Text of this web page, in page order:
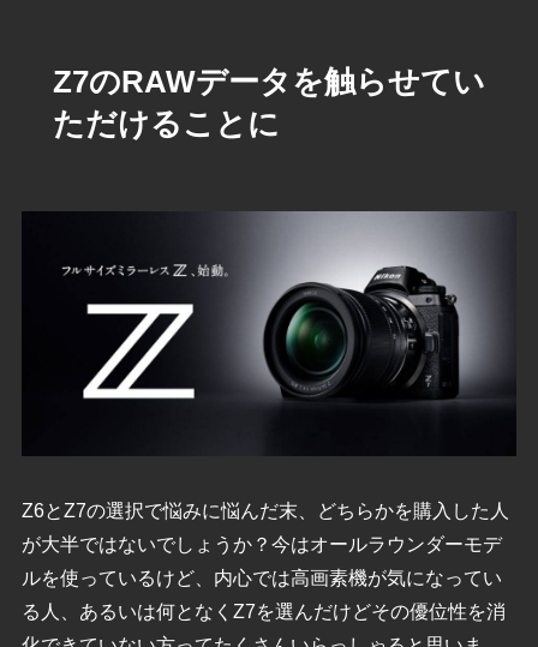
Z7のRAWデータを触らせてい
ただけることに
Z6とZ7の選択で悩みに悩んだ末、どちらかを購入した人
が大半ではないでしょうか？今はオールラウンダーモデ
ルを使っているけど、内心では高画素機が気になってい
る人、あるいは何となくZ7を選んだけどその優位性を消